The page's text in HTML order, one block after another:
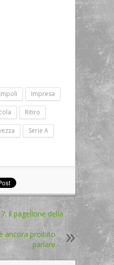
Impresa
Ritiro
Serie A
il pagellone della
ancora proibito
parlare